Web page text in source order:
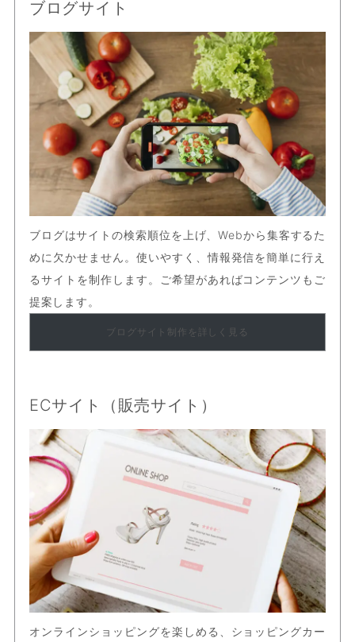
ブログサイト
ブログはサイトの検索順位を上げ、Webから集客するた
めに欠かせません。使いやすく、情報発信を簡単に行え
るサイトを制作します。ご希望があればコンテンツもご
提案します。
ブログサイト制作を詳しく見る
ECサイト（販売サイト）
オンラインショッピングを楽しめる、ショッピングカー